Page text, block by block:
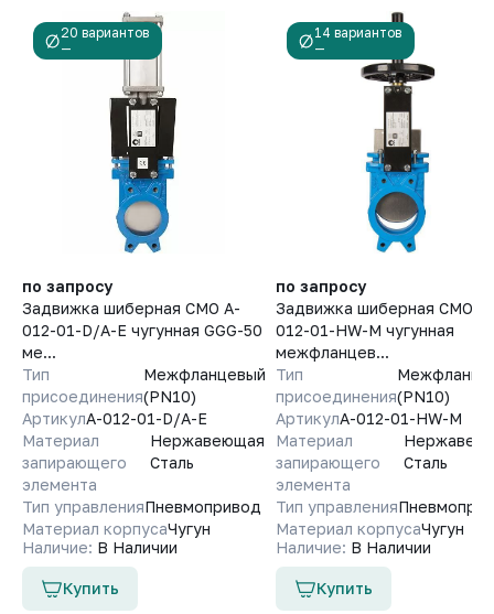
20 вариантов
—
по запросу
Задвижка шиберная СМО A-
012-01-D/A-E чугунная GGG-50
ме...
Тип
присоединения
Межфланцевый
(PN10)
АртикулA-012-01-D/A-E
Материал
запирающего
элемента
Нержавеющая
Сталь
Тип управленияПневмопривод
Материал корпусаЧугун
Наличие: В Наличии
Купить
14 вариантов
—
по запросу
Задвижка шиберная СМО A-
012-01-HW-M чугунная
межфланцев...
Тип
присоединения(PN10)
АртикулA-012-01-HW-M
Материал
запирающего
элемента
Сталь
Тип управления
Материал корпусаЧугун
Наличие: В Наличии
Купить